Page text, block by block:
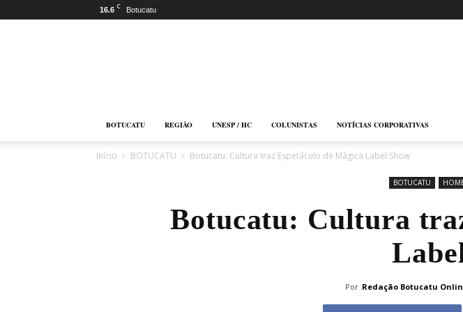
16.6 C Botucatu
BOTUCATU REGIÃO UNESP / HC COLUNISTAS NOTÍCIAS CORPORATIVAS
Início BOTUCATU Botucatu: Cultura traz Espetáculo de Mágica Label Show
BOTUCATU
Botucatu: Cultura
Por Redação Botucatu